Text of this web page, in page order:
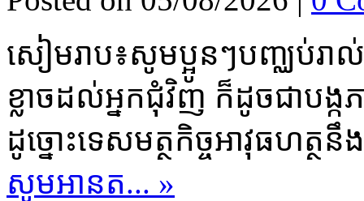
សៀមរាប៖សូមប្អូនៗបញ្ឈប់រា
ខ្លាចដល់អ្នកជុំវិញ ក៏ដូចជាបង្
ដូច្នោះទេសមត្ថកិច្ចអាវុធហត្ថនឹ
សូមអានត... »